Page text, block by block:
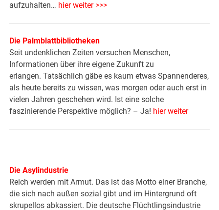
aufzuhalten… hier weiter >>>
Die Palmblattbibliotheken
Seit undenklichen Zeiten versuchen Menschen,
Informationen über ihre eigene Zukunft zu
erlangen. Tatsächlich gäbe es kaum etwas Spannenderes,
als heute bereits zu wissen, was morgen oder auch erst in
vielen Jahren geschehen wird. Ist eine solche
faszinierende Perspektive möglich? – Ja! hier weiter
Die Asylindustrie
Reich werden mit Armut. Das ist das Motto einer Branche,
die sich nach außen sozial gibt und im Hintergrund oft
skrupellos abkassiert. Die deutsche Flüchtlingsindustrie